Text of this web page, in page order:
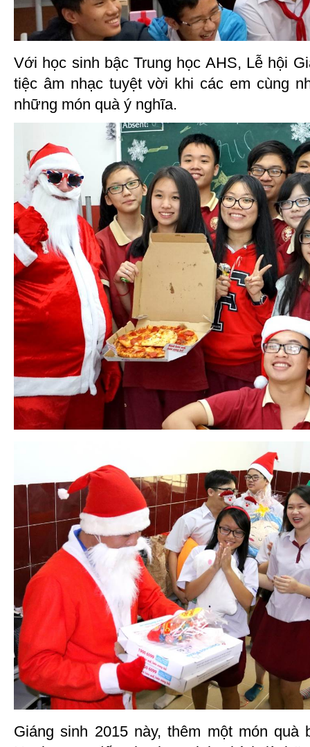
Với học sinh bậc Trung học AHS, Lễ hội
tiệc âm nhạc tuyệt vời khi các em cùng
những món quà ý nghĩa.
Giáng sinh 2015 này, thêm một món